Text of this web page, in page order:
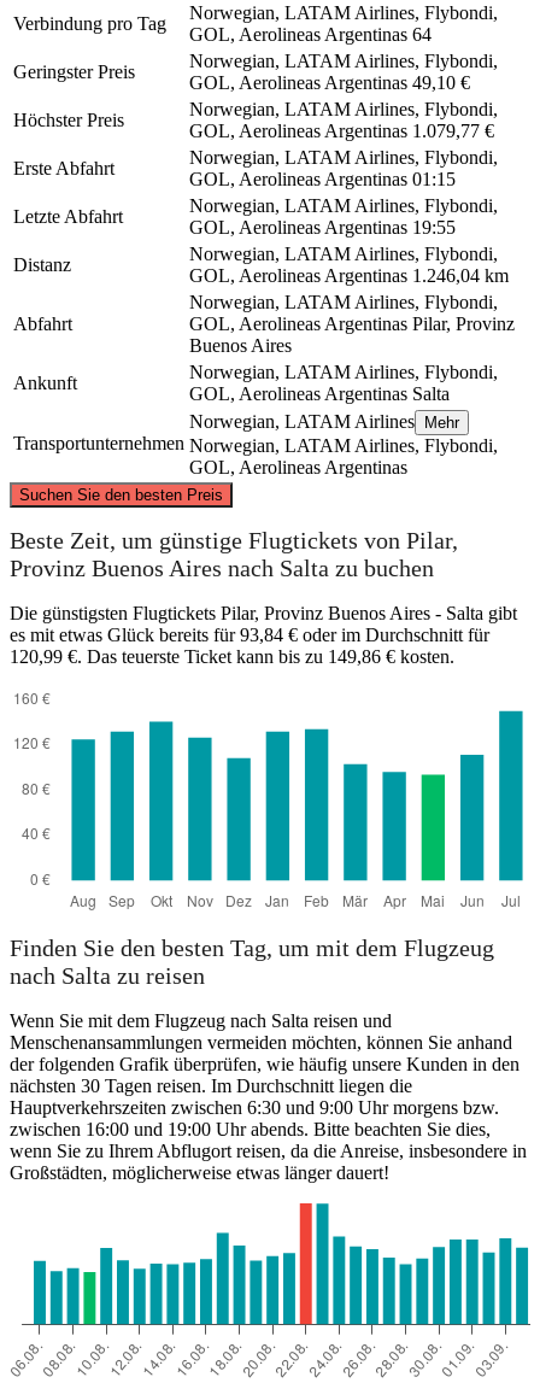
Verbindung pro Tag
Norwegian, LATAM Airlines, Flybondi,
GOL, Aerolineas Argentinas 64
Geringster Preis
Norwegian, LATAM Airlines, Flybondi,
GOL, Aerolineas Argentinas 49,10 €
Höchster Preis
Norwegian, LATAM Airlines, Flybondi,
GOL, Aerolineas Argentinas 1.079,77 €
Erste Abfahrt
Norwegian, LATAM Airlines, Flybondi,
GOL, Aerolineas Argentinas 01:15
Letzte Abfahrt
Norwegian, LATAM Airlines, Flybondi,
GOL, Aerolineas Argentinas 19:55
Distanz
Norwegian, LATAM Airlines, Flybondi,
GOL, Aerolineas Argentinas 1.246,04 km
Abfahrt
Norwegian, LATAM Airlines, Flybondi,
GOL, Aerolineas Argentinas Pilar, Provinz
Buenos Aires
Ankunft
Norwegian, LATAM Airlines, Flybondi,
GOL, Aerolineas Argentinas Salta
Transportunternehmen
Norwegian, LATAM Airlines Mehr
Norwegian, LATAM Airlines, Flybondi,
GOL, Aerolineas Argentinas
Suchen Sie den besten Preis
Pilar, Buenos Aires
©CARTO, ©OpenStreetMap
Beste Zeit, um günstige Flugtickets von Pilar,
Provinz Buenos Aires nach Salta zu buchen
Die günstigsten Flugtickets Pilar, Provinz Buenos Aires - Salta gibt
es mit etwas Glück bereits für 93,84 € oder im Durchschnitt für
120,99 €. Das teuerste Ticket kann bis zu 149,86 € kosten.
Finden Sie den besten Tag, um mit dem Flugzeug
nach Salta zu reisen
Wenn Sie mit dem Flugzeug nach Salta reisen und
Menschenansammlungen vermeiden möchten, können Sie anhand
der folgenden Grafik überprüfen, wie häufig unsere Kunden in den
nächsten 30 Tagen reisen. Im Durchschnitt liegen die
Hauptverkehrszeiten zwischen 6:30 und 9:00 Uhr morgens bzw.
zwischen 16:00 und 19:00 Uhr abends. Bitte beachten Sie dies,
wenn Sie zu Ihrem Abflugort reisen, da die Anreise, insbesondere in
Großstädten, möglicherweise etwas länger dauert!